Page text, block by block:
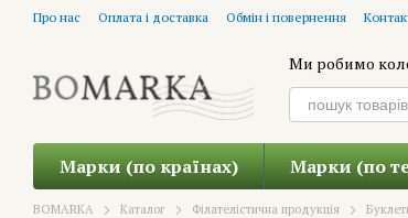
Перейти до основного контенту
Про нас Оплата і доставка Обмін і повернення
Ми робимо
Марки (по країнах) Марки (по
BOMARKA Каталог Філателістична продукція